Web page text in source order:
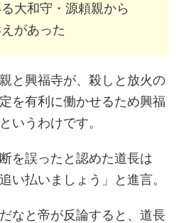
大和守・源頼親から
があった
と興福寺が、殺しと放火の
を有利に働かせるため興福
いうわけです。
を誤ったと認めた道長は
い払いましょう」と進言。
なと帝が反論すると、道長